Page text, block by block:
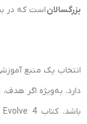
بزرگسالاناست که در
انتخاب یک منبع
دارد، به‌ویژه اگر